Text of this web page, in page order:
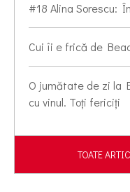
#18 Alina Sorescu:
Cui îi e frică de
O jumătate de zi la
cu vinul. Toți fericiți
TOATE